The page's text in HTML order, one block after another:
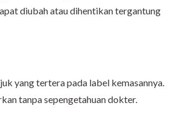
diubah atau dihentikan tergantung
yang tertera pada label kemasannya.
tanpa sepengetahuan dokter.